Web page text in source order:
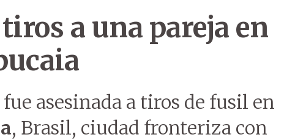
a una pareja en
asesinada a tiros de fusil en
, Brasil, ciudad fronteriza con